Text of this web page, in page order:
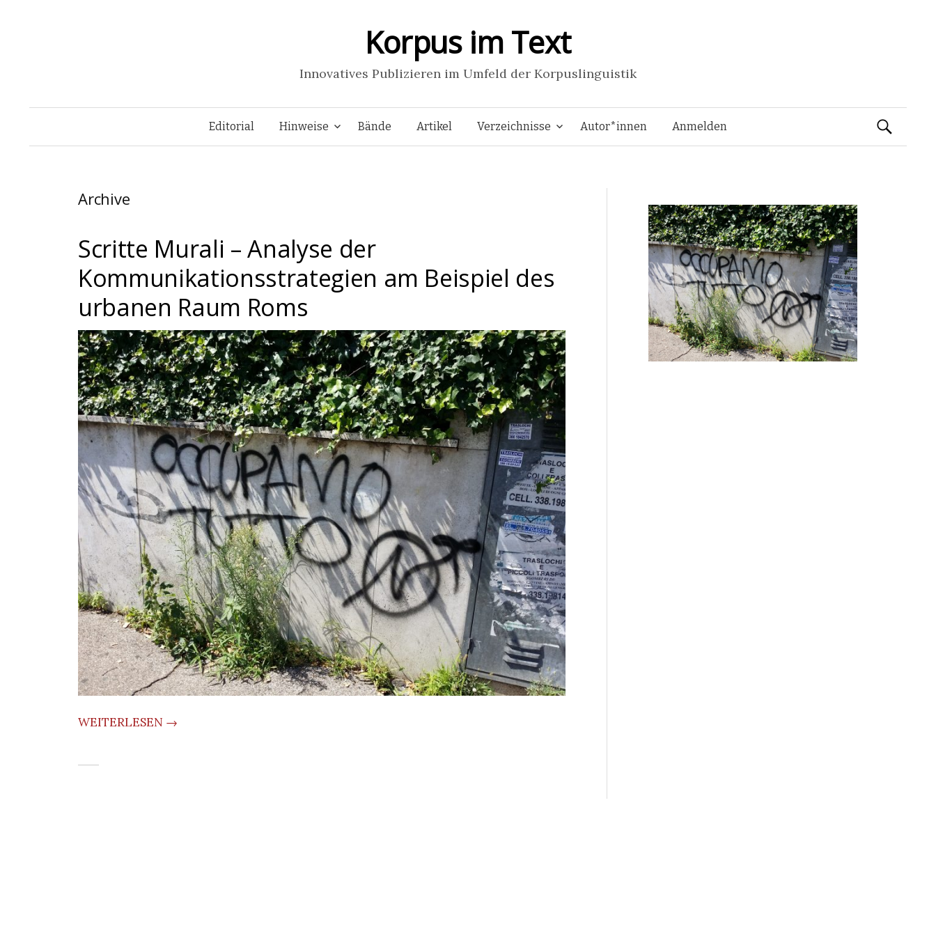
Korpus im Text
Innovatives Publizieren im Umfeld der Korpuslinguistik
Springe
Editorial Hinweise Bände Artikel Verzeichnisse Autor*innen Anmelden Suchen
Archive
Scritte Murali – Analyse der
Kommunikationsstrategien am Beispiel des
urbanen Raum Roms
WEITERLESEN →